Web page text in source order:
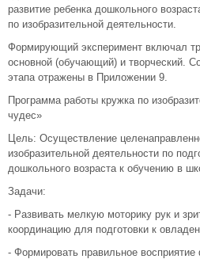
развитие ребенка дошкольного
по изобразительной деятельности.
Формирующий эксперимент включал
основной (обучающий) и творческий.
этапа отражены в Приложении 9.
Программа работы кружка по
чудес»
Цель: Осуществление
изобразительной деятельности по
дошкольного возраста к обучению в
Задачи:
- Развивать мелкую моторику рук и
координа­цию для подготовки к
- Формировать правильное